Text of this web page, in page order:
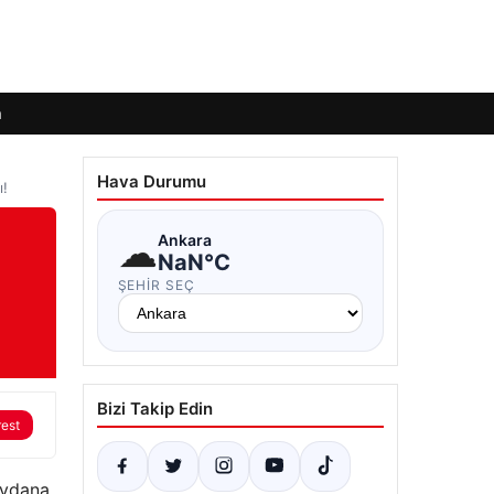
Hava Durumu
☁Ankara
NaN°C
ŞEHIR SEÇ
Bizi Takip Edin